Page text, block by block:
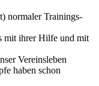
normaler Trainings-
mit ihrer Hilfe und mit
Vereinsleben
haben schon